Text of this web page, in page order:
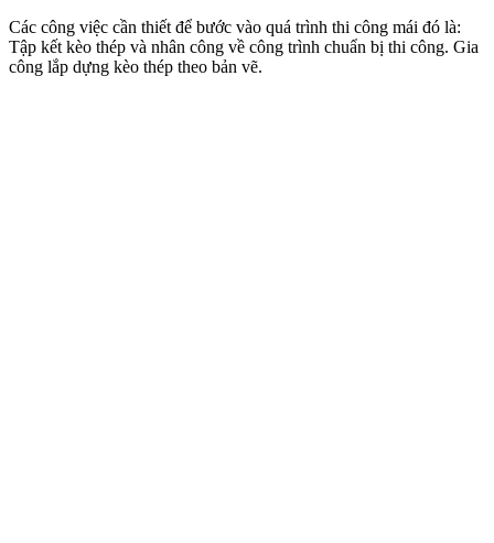
Các công việc cần thiết để bước vào quá trình thi công mái đó là:
Tập kết kèo thép và nhân công về công trình chuẩn bị thi công. Gia
công lắp dựng kèo thép theo bản vẽ.